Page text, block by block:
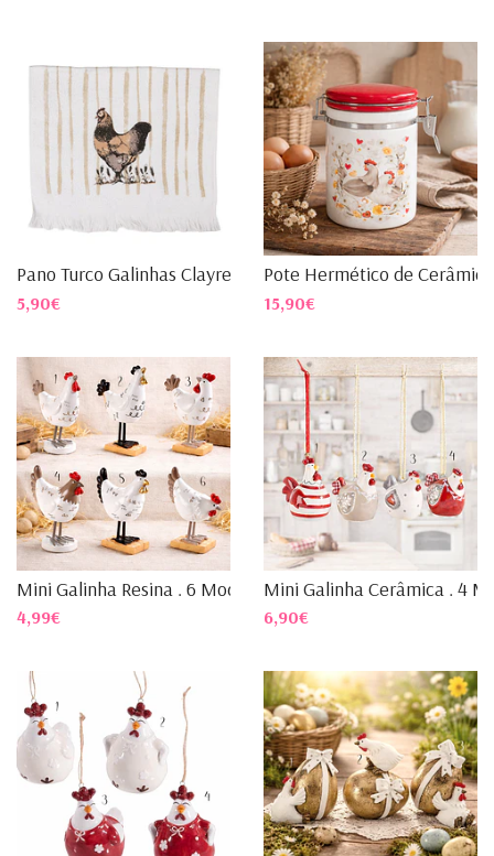
Pano Turco Galinhas Clayre ...
5,90€
Pote Hermético de
15,90€
Mini Galinha Resina . 6 Mod...
4,99€
Mini Galinha Cerâmica . 4
6,90€